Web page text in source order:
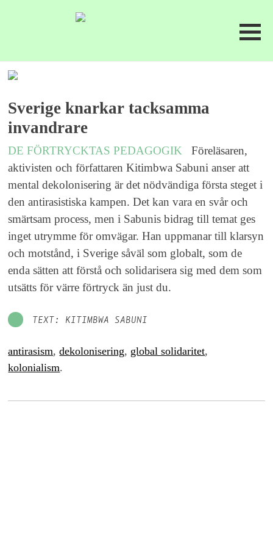
Sverige knarkar tacksamma
invandrare
DE FÖRTRYCKTAS PEDAGOGIK
Föreläsaren,
aktivisten och författaren Kitimbwa Sabuni anser att
mental dekolonisering är det nödvändiga första steget i
den antirasistiska kampen. Det kan vara en svår och
smärtsam process, men i Sabunis bidrag till temat ges
inget utrymme för omvägar. Han uppmanar till klarsyn
och motstånd, i Sverige såväl som globalt, som de
enda sätten att förstå och solidarisera sig med dem som
utsätts för värre förtryck än just du.
TEXT: KITIMBWA SABUNI
antirasism,dekolonisering, global solidaritet,
kolonialism.